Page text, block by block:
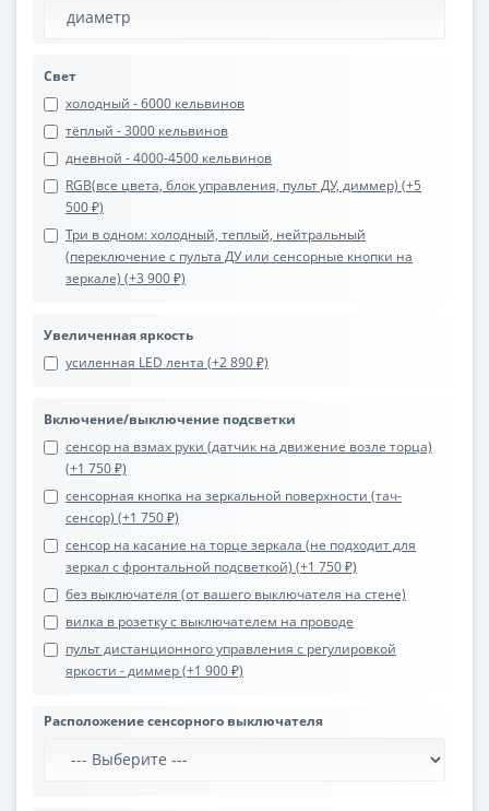
Свет
холодный - 6000 кельвинов
тёплый - 3000 кельвинов
дневной - 4000-4500 кельвинов
RGB(все цвета, блок управления, пульт ДУ, диммер) (+5
500 ₽)
Три в одном: холодный, теплый, нейтральный
(переключение с пульта ДУ или сенсорные кнопки на
зеркале) (+3 900 ₽)
Увеличенная яркость
усиленная LED лента (+2 890 ₽)
Включение/выключение подсветки
сенсор на взмах руки (датчик на движение возле торца)
(+1 750 ₽)
сенсорная кнопка на зеркальной поверхности (тач-
сенсор) (+1 750 ₽)
сенсор на касание на торце зеркала (не подходит для
зеркал с фронтальной подсветкой) (+1 750 ₽)
без выключателя (от вашего выключателя на стене)
вилка в розетку с выключателем на проводе
пульт дистанционного управления с регулировкой
яркости - диммер (+1 900 ₽)
Расположение сенсорного выключателя